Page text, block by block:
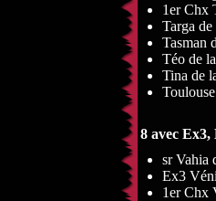
1er Chx
Targa
Tasman
Téo de
Tina de
8 avec
sr Vahia
Ex3
1er Chx